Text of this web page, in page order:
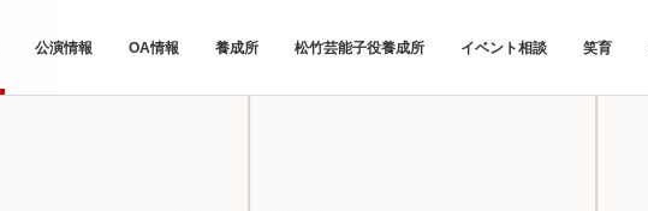
公演情報 OA情報 養成所 松竹芸能子役養成所 イベント相談 笑育